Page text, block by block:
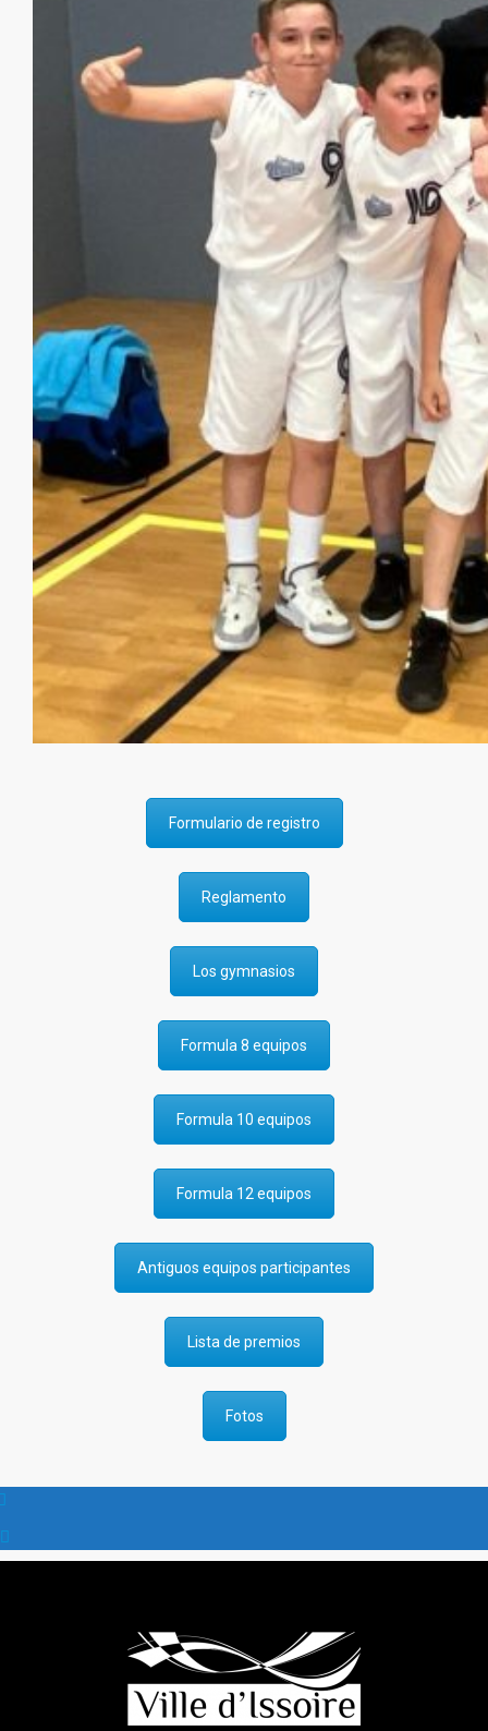
Formulario de registro
Reglamento
Los gymnasios
Formula 8 equipos
Formula 10 equipos
Formula 12 equipos
Antiguos equipos participantes
Lista de premios
Fotos